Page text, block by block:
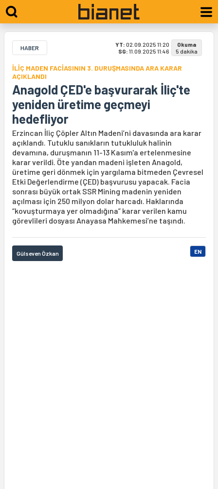
HABER YT: 02.09.2025 11:20
SG: 11.09.2025 11:46
Okuma
5 dakika
İLİÇ MADEN FACİASININ 3. DURUŞMASINDA ARA KARAR
AÇIKLANDI
Anagold ÇED'e başvurarak İliç'te
yeniden üretime geçmeyi
hedefliyor
Erzincan İliç Çöpler Altın Madeni’ni davasında ara karar
açıklandı. Tutuklu sanıkların tutukluluk halinin
devamına, duruşmanın 11-13 Kasım'a ertelenmesine
karar verildi. Öte yandan madeni işleten Anagold,
üretime geri dönmek için yargılama bitmeden Çevresel
Etki Değerlendirme (ÇED) başvurusu yapacak. Facia
sonrası büyük ortak SSR Mining madenin yeniden
açılması için 250 milyon dolar harcadı. Haklarında
“kovuşturmaya yer olmadığına” karar verilen kamu
görevlileri dosyası Anayasa Mahkemesi’ne taşındı.
Gülseven Özkan EN